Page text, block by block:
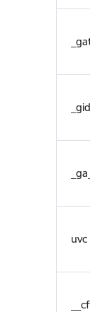
_gid
uvc